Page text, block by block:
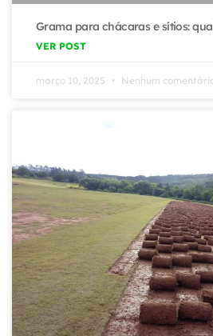
Grama para chácaras e sítios:
VER POST
março 10, 2025 Nenhum